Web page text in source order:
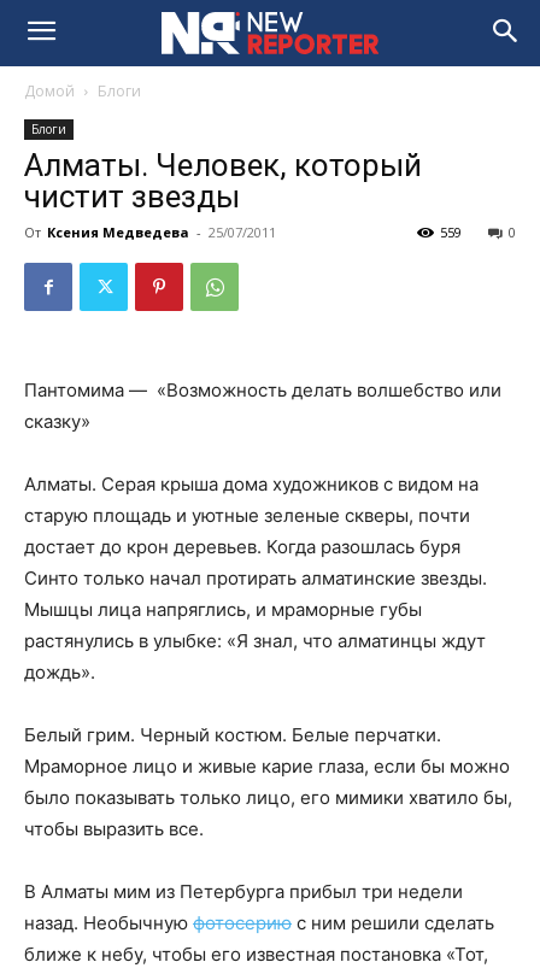
Домой Блоги
Блоги
Алматы. Человек, который
чистит звезды
От Ксения Медведева - 25/07/2011 0
559
Пантомима — «Возможность делать волшебство или
сказку»
Алматы. Серая крыша дома художников с видом на
старую площадь и уютные зеленые скверы, почти
достает до крон деревьев. Когда разошлась буря
Синто только начал протирать алматинские звезды.
Мышцы лица напряглись, и мраморные губы
растянулись в улыбке: «Я знал, что алматинцы ждут
дождь».
Белый грим. Черный костюм. Белые перчатки.
Мраморное лицо и живые карие глаза, если бы можно
было показывать только лицо, его мимики хватило бы,
чтобы выразить все.
В Алматы мим из Петербурга прибыл три недели
назад. Необычную фотосерию с ним решили сделать
ближе к небу, чтобы его известная постановка «Тот,